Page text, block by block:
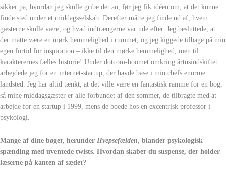
sikker på, hvordan jeg skulle gribe det an, før jeg fik idéen om, at det kunne
finde sted under et middagsselskab. Derefter måtte jeg finde ud af, hvem
gæsterne skulle være, og hvad indtrængerne var ude efter. Jeg besluttede, at
der måtte være en mørk hemmelighed i rummet, og jeg kiggede tilbage på min
egen fortid for inspiration – ikke til den mørke hemmelighed, men til
karakterernes fælles historie! Under dotcom-boomet omkring årtusindskiftet
arbejdede jeg for en internet-startup, der havde base i min chefs enorme
landsted. Jeg har altid tænkt, at det ville være en fantastisk ramme for en bog,
så mine middagsgæster er alle forbundet af den sommer, de tilbragte med at
arbejde for en startup i 1999, mens de boede hos en excentrisk professor i
psykologi.
Mange af dine bøger, herunder Hvepsefælden, blander psykologisk
spænding med uventede twists. Hvordan skaber du suspense, der holder
læserne på kanten af sædet?